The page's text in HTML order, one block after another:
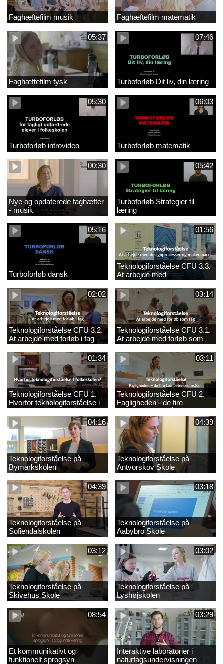
Faghæftefilm musik Faghæftefilm matematik
05:37
Faghæftefilm tysk
07:46
Turboforløb Dit liv, din læring
05:30
Turboforløb introvideo
06:03
Turboforløb matematik
00:30
Nye og opdaterede faghæfter
- musik
05:42
Turboforløb Strategier til
læring
05:16
Turboforløb dansk
01:56
Teknologiforståelse CFU 3.3.
At arbejde med
designprocesser og
makerspaces
02:02
Teknologiforståelse CFU 3.2.
At arbejde med forløb i fag
03:14
Teknologiforståelse CFU 3.1.
At arbejde med forløb som
fag
01:34
Teknologiforståelse CFU 1.
Hvorfor teknologiforståelse i
folkeskolen?
03:11
Teknologiforståelse CFU 2.
Fagligheden - de fire
kompetenceområder
04:16
Teknologiforståelse på
Bymarkskolen
04:39
Teknologiforståelse på
Antvorskov Skole
04:39
Teknologiforståelse på
Sofiendalskolen
03:18
Teknologiforståelse på
Aabybro Skole
03:12
Teknologiforståelse på
Skivehus Skole
03:02
Teknologiforståelse på
Lyshøjskolen
08:54
Et kommunikativt og
funktionelt sprogsyn
03:29
Interaktive laboratorier i
naturfagsundervisningen